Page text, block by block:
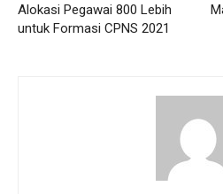
Alokasi Pegawai 800 Lebih
untuk Formasi CPNS 2021